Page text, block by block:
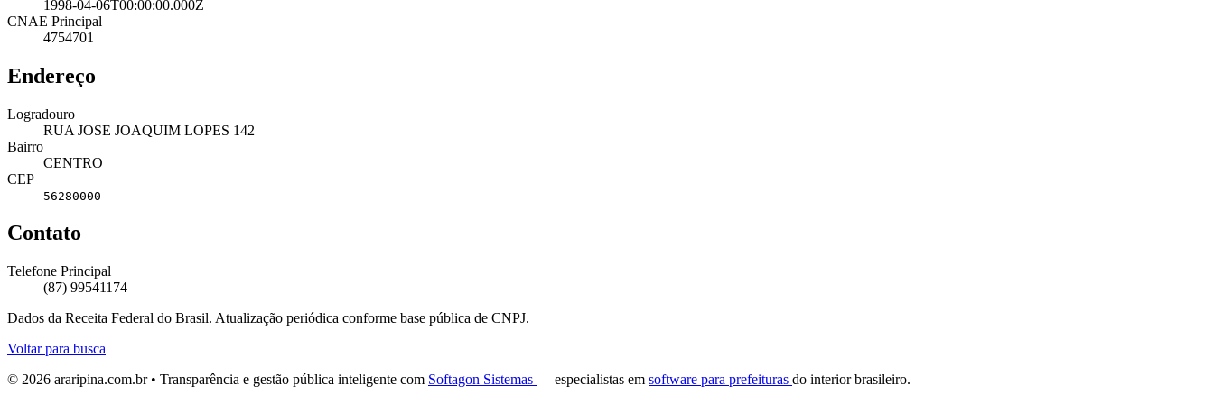
1998-04-06T00:00:00.000Z
CNAE Principal
4754701
Endereço
Logradouro
RUA JOSE JOAQUIM LOPES 142
Bairro
CENTRO
CEP
56280000
Contato
Telefone Principal
(87) 99541174
Dados da Receita Federal do Brasil. Atualização periódica conforme base pública de CNPJ.
Voltar para busca
© 2026 araripina.com.br • Transparência e gestão pública inteligente com Softagon Sistemas — especialistas em software para prefeituras do interior brasileiro.